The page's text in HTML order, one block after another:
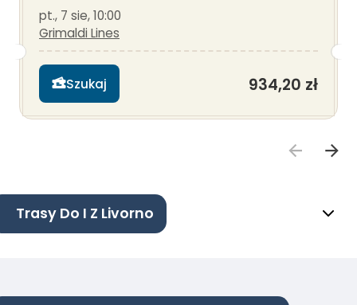
pt., 7 sie, 10:00
Grimaldi Lines
Szukaj 934,20 zł
Trasy Do I Z Livorno